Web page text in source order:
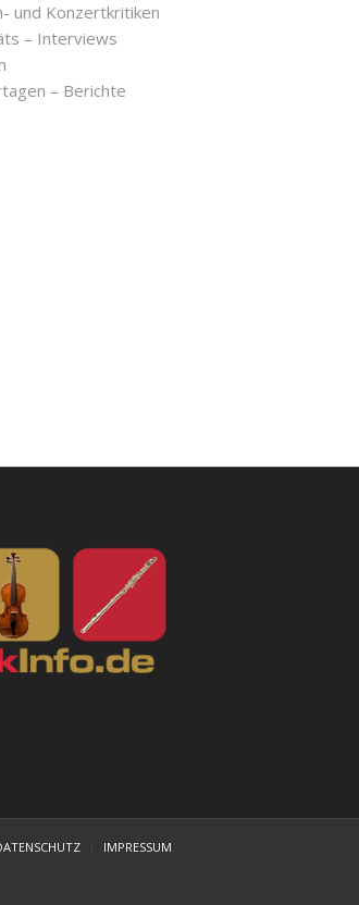
und Konzertkritiken
– Interviews
– Berichte
IMPRESSUM